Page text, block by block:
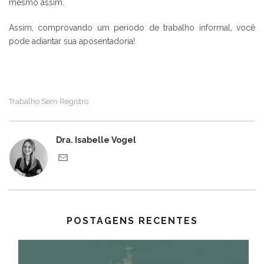
mesmo assim.
Assim, comprovando um período de trabalho informal, você
pode adiantar sua aposentadoria!
Trabalho Sem Registro
Dra. Isabelle Vogel
POSTAGENS RECENTES